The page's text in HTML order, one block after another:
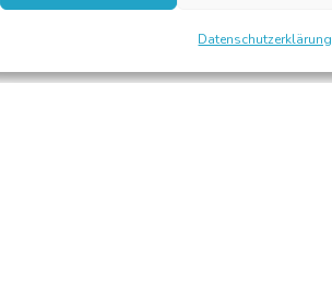
Datenschutzerklärung